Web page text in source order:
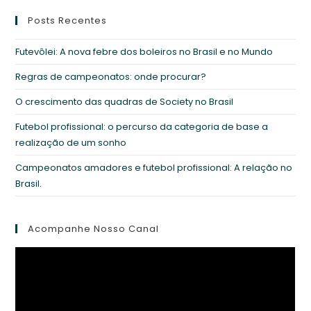
Posts Recentes
Futevôlei: A nova febre dos boleiros no Brasil e no Mundo
Regras de campeonatos: onde procurar?
O crescimento das quadras de Society no Brasil
Futebol profissional: o percurso da categoria de base a
realização de um sonho
Campeonatos amadores e futebol profissional: A relação no
Brasil.
Acompanhe Nosso Canal